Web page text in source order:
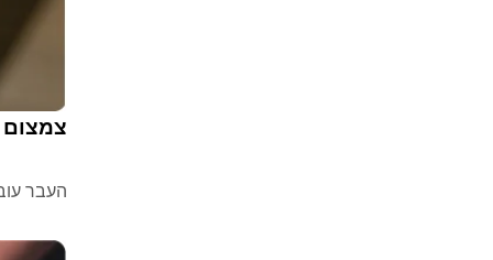
צמצום
העבר